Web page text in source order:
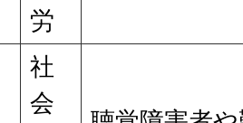
労
社
会